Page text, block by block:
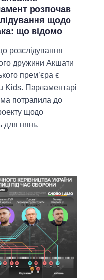
розпочав
щодо
що відомо
розслідування
дружини Акшати
прем’єра є
Kids. Парламентарі
потрапила до
щодо
для нянь.